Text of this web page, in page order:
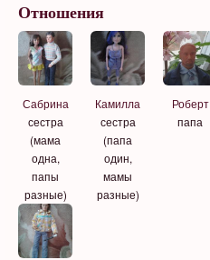
Отношения
Сабрина
сестра
(мама
одна,
папы
разные)
Камилла
сестра
(папа
один,
мамы
разные)
Роберт
папа